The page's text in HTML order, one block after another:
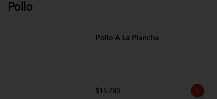
Pollo
Pollo A La Plancha
$15.780